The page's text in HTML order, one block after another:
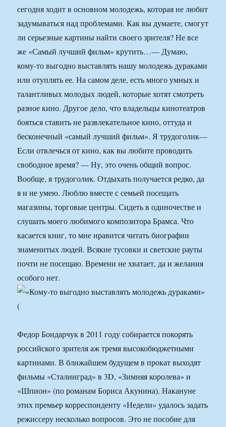
сегодня ходит в основном молодежь, которая не любит
задумываться над проблемами. Как вы думаете, смогут
ли серьезные картины найти своего зрителя? Не все
же «Самый лучший фильм» крутить…— Думаю,
кому-то выгодно выставлять нашу молодежь дураками
или отуплять ее. На самом деле, есть много умных и
талантливых молодых людей, которые хотят смотреть
разное кино. Другое дело, что владельцы кинотеатров
бояться ставить не развлекательное кино, оттуда и
бесконечный «самый лучший фильм». Я трудоголик—
Если отвлечься от кино, как вы любите проводить
свободное время? — Ну, это очень общий вопрос.
Вообще, я трудоголик. Отдыхать получается редко, да
я и не умею. Люблю вместе с семьей посещать
магазины, торговые центры. Сидеть в одиночестве и
слушать моего любимого композитора Брамса. Что
касается книг, то мне нравится читать биографии
знаменитых людей. Всякие тусовки и светские рауты
почти не посещаю. Времени не хватает, да и желания
особого нет.
Федор Бондарчук в 2011 году собирается покорять
российского зрителя аж тремя высокобюджетными
картинами. В ближайшем будущем в прокат выходят
фильмы «Сталинград» в 3D, «Зимняя королева» и
«Шпион» (по романам Бориса Акунина). Накануне
этих премьер корреспонденту «Недели» удалось задать
режиссеру несколько вопросов. Это не пособие для